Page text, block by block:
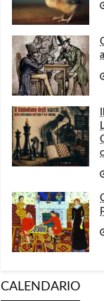
CALENDARIO